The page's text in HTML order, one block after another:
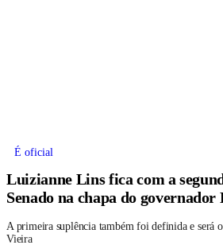
É oficial
Luizianne Lins fica com a
Senado na chapa do governador
A primeira suplência também foi definida e será
Vieira